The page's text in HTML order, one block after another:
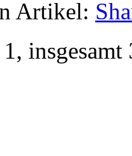
Artikel:
insgesamt